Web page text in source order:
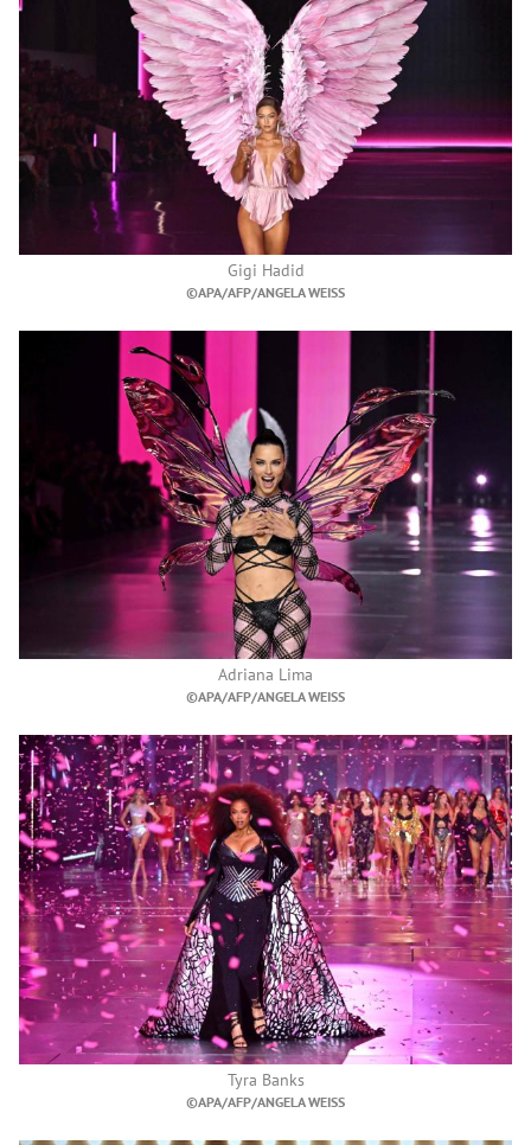
Gigi Hadid
©APA/AFP/ANGELA WEISS
Adriana Lima
©APA/AFP/ANGELA WEISS
Tyra Banks
©APA/AFP/ANGELA WEISS